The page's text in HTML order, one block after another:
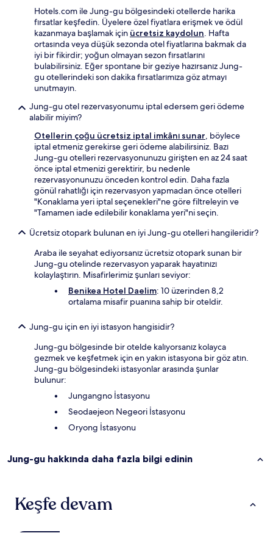
Hotels.com ile Jung-gu bölgesindeki otellerde harika
fırsatlar keşfedin. Üyelere özel fiyatlara erişmek ve ödül
kazanmaya başlamak için ücretsiz kaydolun. Hafta
ortasında veya düşük sezonda otel fiyatlarına bakmak da
iyi bir fikirdir; yoğun olmayan sezon fırsatlarını
bulabilirsiniz. Eğer spontane bir geziye hazırsanız Jung-
gu otellerindeki son dakika fırsatlarımıza göz atmayı
unutmayın.
Jung-gu otel rezervasyonumu iptal edersem geri ödeme
alabilir miyim?
Otellerin çoğu ücretsiz iptal imkânı sunar, böylece
iptal etmeniz gerekirse geri ödeme alabilirsiniz. Bazı
Jung-gu otelleri rezervasyonunuzu girişten en az 24 saat
önce iptal etmenizi gerektirir, bu nedenle
rezervasyonunuzu önceden kontrol edin. Daha fazla
gönül rahatlığı için rezervasyon yapmadan önce otelleri
"Konaklama yeri iptal seçenekleri"ne göre filtreleyin ve
"Tamamen iade edilebilir konaklama yeri"ni seçin.
Ücretsiz otopark bulunan en iyi Jung-gu otelleri hangileridir?
Araba ile seyahat ediyorsanız ücretsiz otopark sunan bir
Jung-gu otelinde rezervasyon yaparak hayatınızı
kolaylaştırın. Misafirlerimiz şunları seviyor:
Benikea Hotel Daelim: 10 üzerinden 8,2
ortalama misafir puanına sahip bir oteldir.
Jung-gu için en iyi istasyon hangisidir?
Jung-gu bölgesinde bir otelde kalıyorsanız kolayca
gezmek ve keşfetmek için en yakın istasyona bir göz atın.
Jung-gu bölgesindeki istasyonlar arasında şunlar
bulunur:
Jungangno İstasyonu
Seodaejeon Negeori İstasyonu
Oryong İstasyonu
Jung-gu hakkında daha fazla bilgi edinin
Keşfe devam